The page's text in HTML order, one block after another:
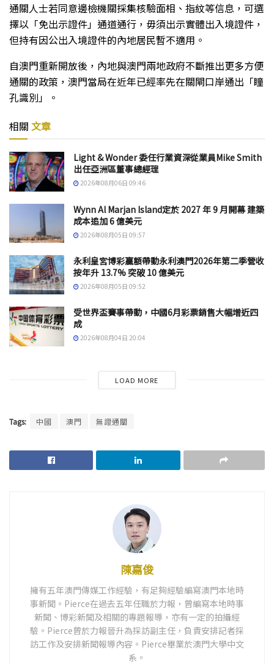
通關人士若同意邊檢機關採集核驗面相、指紋等信息，可選
擇以「免出示證件」通道通行，毋須出示實體出入境證件，
但持有因公出入境證件的內地居民暫不適用。
自澳門重新開放後，內地與澳門兩地政府不斷推出更多方便
通關的政策，澳門當局在近年已經率先在關閘口岸通出「瞳
孔識別」。
相關 文章
Light & Wonder 委任行業資深從業員Mike Smith
出任亞洲區董事總經理
2026年08月06日 09:46
Wynn Al Marjan Island定於 2027 年 9 月開幕 建築
成本追加 6 億美元
2026年08月05日 09:57
永利皇宮博彩贏額帶動永利澳門2026年第二季營收
按年升 13.7% 突破 10 億美元
2026年08月05日 09:52
受世界盃賽事帶動，中國6月彩票銷售大幅增近四
成
2026年08月04日 20:04
LOAD MORE
Tags: 中國 澳門 無證通關
陳嘉俊
擁有五年澳門傳媒工作經驗，有足夠經驗編寫澳門本地時
事新聞。Pierce在過去五年任職於力報，曾編寫本地時事
新聞、博彩新聞及相關的專題報導，亦有一定的拍攝經
驗。Pierce曾於力報晉升為採訪副主任，負責安排記者採
訪工作及安排新聞報導內容。Pierce畢業於澳門大學中文
系。